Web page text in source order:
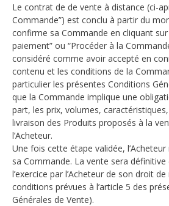
Le contrat de de vente à distance (ci-
Commande”) est conclu à partir du
confirme sa Commande en cliquant sur
paiement” ou “Procéder à la
considéré comme avoir accepté en
contenu et les conditions de la
particulier les présentes Conditions
que la Commande implique une
part, les prix, volumes,
livraison des Produits proposés à la
l’Acheteur.
Une fois cette étape validée,
sa Commande. La vente sera définitive
l’exercice par l’Acheteur de son droit
conditions prévues à l’article 5 des
Générales de Vente).